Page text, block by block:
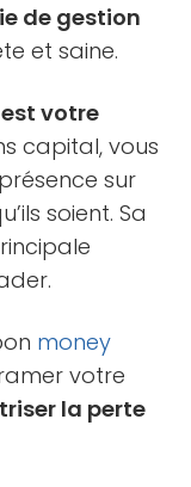
de gestion
et saine.
votre
capital, vous
sur
soient. Sa
money
votre
la perte